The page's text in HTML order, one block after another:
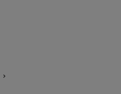
chevron_right